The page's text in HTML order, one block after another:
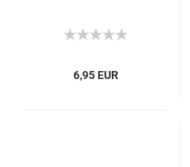
6,95 EUR